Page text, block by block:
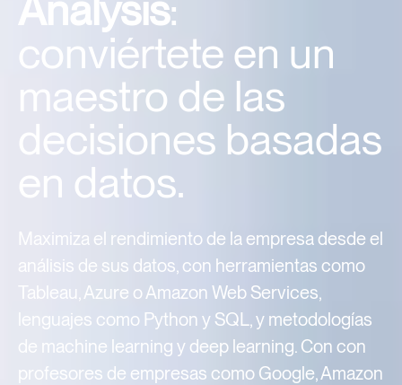
conviértete en un
maestro de las
decisiones basadas
en datos.
Maximiza el rendimiento de la empresa desde el
análisis de sus datos, con herramientas como
Tableau, Azure o Amazon Web Services,
lenguajes como Python y SQL, y metodologías
de machine learning y deep learning. Con con
profesores de empresas como Google, Amazon